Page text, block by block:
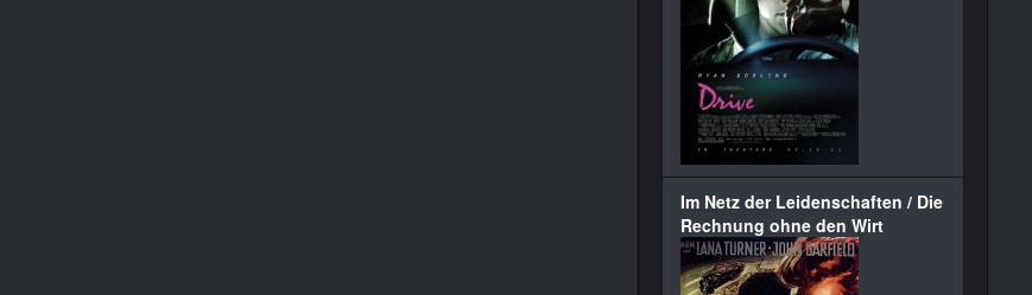
Im Netz der Leidenschaften / Die
Rechnung ohne den Wirt